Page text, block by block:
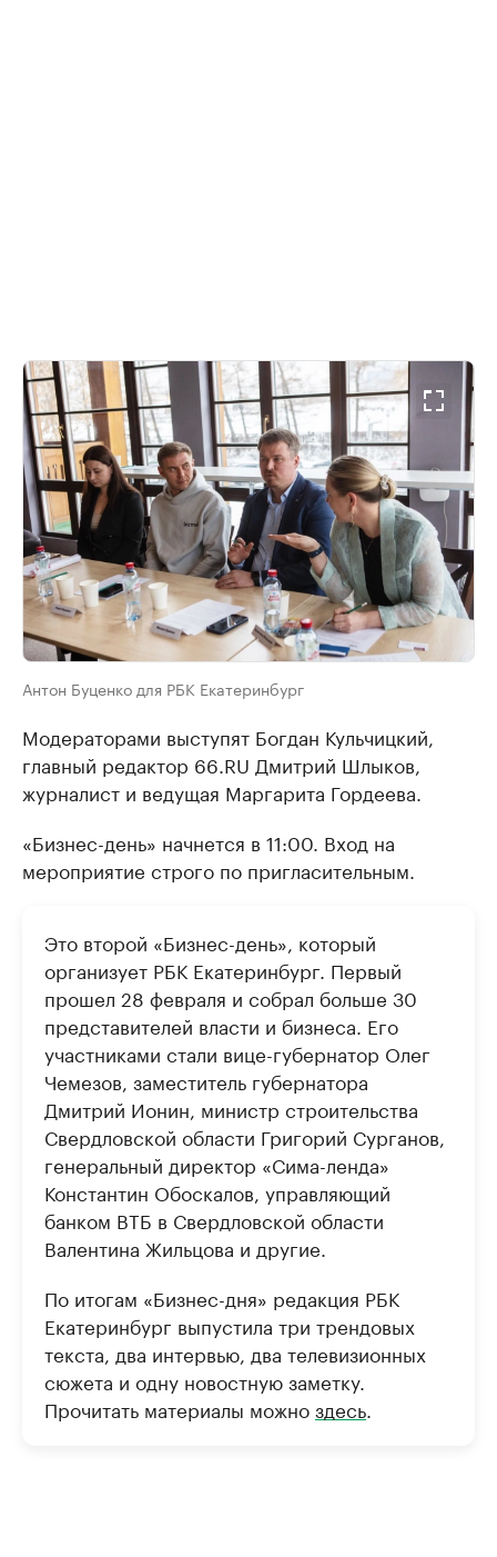
Антон Буценко для РБК Екатеринбург
Модераторами выступят Богдан Кульчицкий,
главный редактор 66.RU Дмитрий Шлыков,
журналист и ведущая Маргарита Гордеева.
«Бизнес-день» начнется в 11:00. Вход на
мероприятие строго по пригласительным.
Это второй «Бизнес-день», который
организует РБК Екатеринбург. Первый
прошел 28 февраля и собрал больше 30
представителей власти и бизнеса. Его
участниками стали вице-губернатор Олег
Чемезов, заместитель губернатора
Дмитрий Ионин, министр строительства
Свердловской области Григорий Сурганов,
генеральный директор «Сима-ленда»
Константин Обоскалов, управляющий
банком ВТБ в Свердловской области
Валентина Жильцова и другие.
По итогам «Бизнес-дня» редакция РБК
Екатеринбург выпустила три трендовых
текста, два интервью, два телевизионных
сюжета и одну новостную заметку.
Прочитать материалы можноздесь.